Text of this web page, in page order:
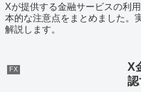
Xが提供する金融サービスの利
本的な注意点をまとめました。
解説します。
FX
X
認